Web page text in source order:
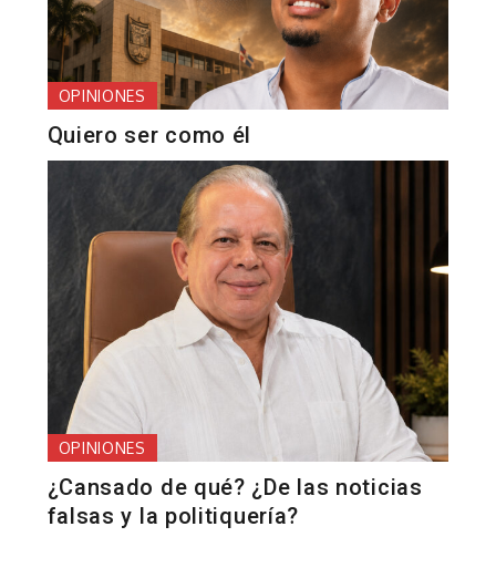
OPINIONES
Quiero ser como él
OPINIONES
¿Cansado de qué? ¿De las noticias
falsas y la politiquería?